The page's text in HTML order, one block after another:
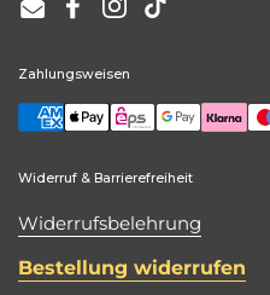
EmailFacebook
Instagram
TikTok
Zahlungsweisen
Widerruf & Barrierefreiheit
Widerrufsbelehrung
Bestellung widerrufen